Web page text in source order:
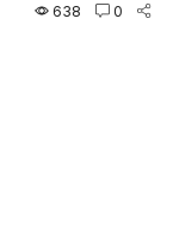
638 0